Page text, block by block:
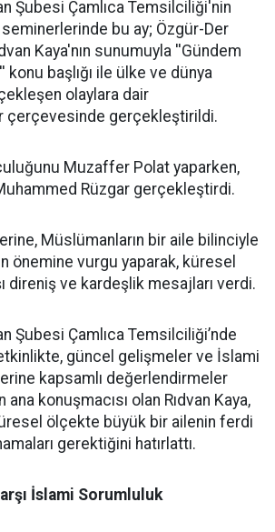
Şubesi Çamlıca Temsilciliği'nin
bu ay; Özgür-Der
Kaya'nın sunumuyla ''Gündem
başlığı ile ülke ve dünya
olaylara dair
çerçevesinde gerçekleştirildi.
Muzaffer Polat yaparken,
Rüzgar gerçekleştirdi.
Müslümanların bir aile bilinciyle
önemine vurgu yaparak, küresel
direniş ve kardeşlik mesajları verdi.
Şubesi Çamlıca Temsilciliği’nde
güncel gelişmeler ve İslami
kapsamlı değerlendirmeler
ana konuşmacısı olan Rıdvan Kaya,
ölçekte büyük bir ailenin ferdi
gerektiğini hatırlattı.
İslami Sorumluluk